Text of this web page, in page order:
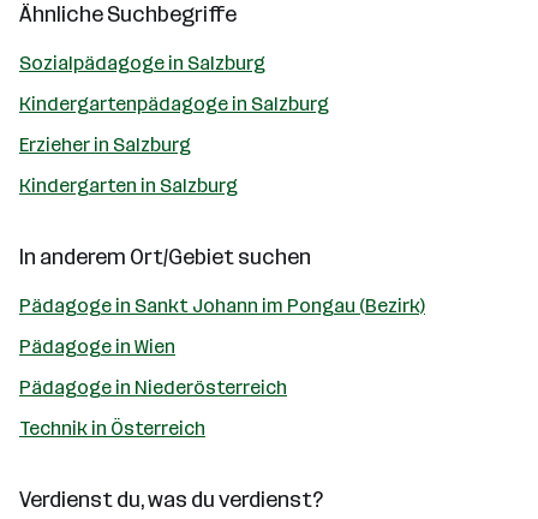
Ähnliche Suchbegriffe
Sozialpädagoge in Salzburg
Kindergartenpädagoge in Salzburg
Erzieher in Salzburg
Kindergarten in Salzburg
In anderem Ort/Gebiet suchen
Pädagoge in Sankt Johann im Pongau (Bezirk)
Pädagoge in Wien
Pädagoge in Niederösterreich
Technik in Österreich
Verdienst du, was du verdienst?